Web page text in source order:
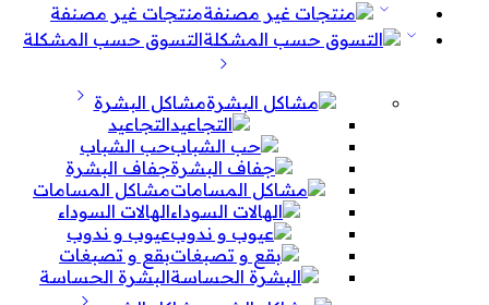
منتجات غير مصنفة
التسوق حسب المشكلة
مشاكل البشرة
التجاعيد
حب الشباب
جفاف البشرة
مشاكل المسامات
الهالات السوداء
عيوب و ندوب
بقع و تصبغات
البشرة الحساسة